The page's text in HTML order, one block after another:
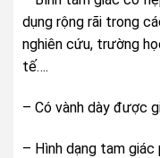
dụng rộng rãi trong
nghiên cứu, trường
tế….
– Có vành dày được
– Hình dạng tam